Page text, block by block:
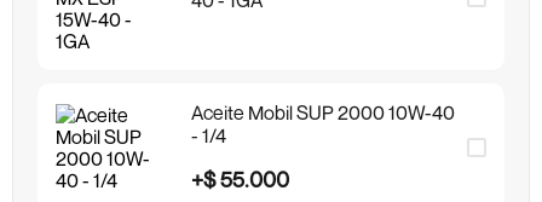
Aceite Mobil SUP 2000 10W-40
- 1/4
+$55.000